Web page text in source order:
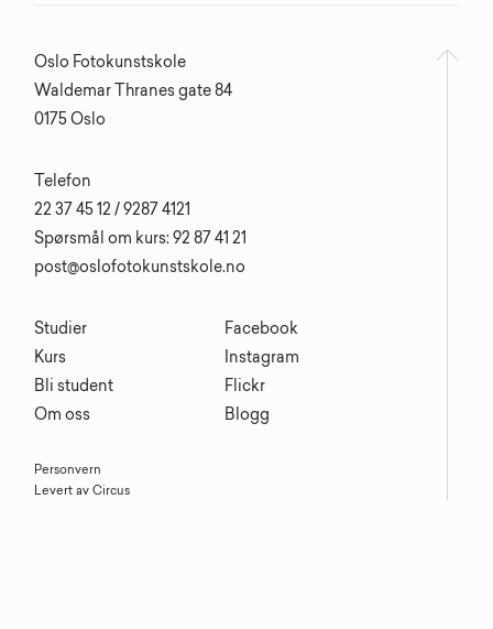
Oslo Fotokunstskole
Waldemar Thranes gate 84
0175 Oslo
Studier
Kurs
Bli student
Om oss
Telefon
22 37 45 12 / 9287 4121
Spørsmål om kurs: 92 87 41 21
post@oslofotokunstskole.no
Facebook
Instagram
Flickr
Blogg
Personvern
Levert av Circus